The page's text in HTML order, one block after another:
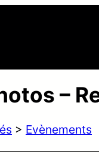
–
> Evènements